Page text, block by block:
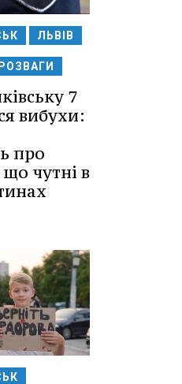
ЛЬВІВ
7
вибухи:
про
що чутні в